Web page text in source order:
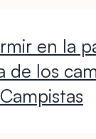
en la
de los